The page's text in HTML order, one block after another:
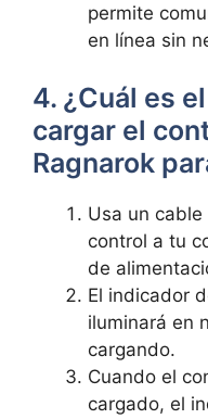
permite
en línea sin
4. ¿Cuál es
cargar el
Ragnarok
Usa un
control a tu
de
El indicador
iluminará en
cargando.
Cuando el
cargado, el